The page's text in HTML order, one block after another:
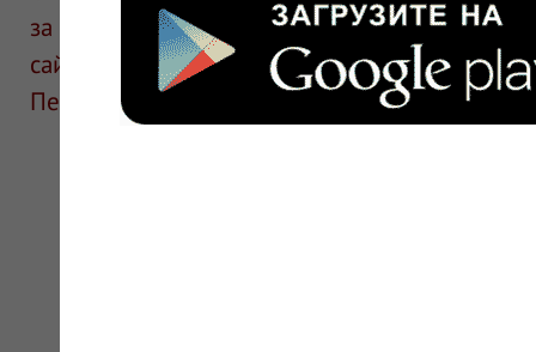
за информацию в отзывах. Описание
сайте для ознакомления и не является
Перед применением необходима